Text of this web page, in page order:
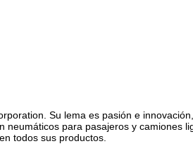
Su lema es pasión e innovación,
para pasajeros y camiones
todos sus productos.